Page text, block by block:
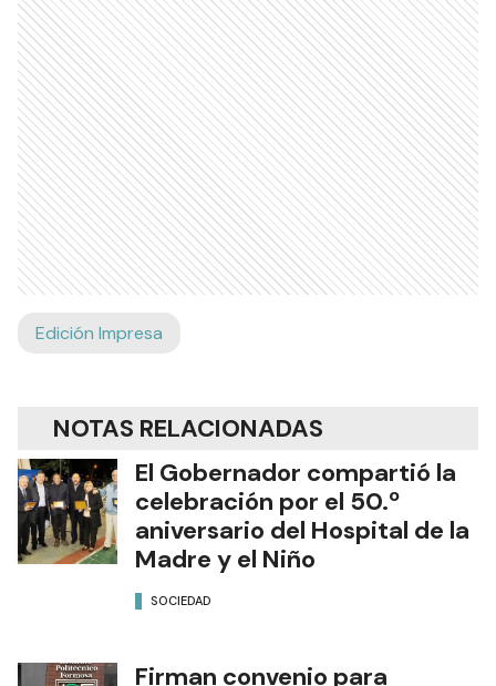
Edición Impresa
NOTAS RELACIONADAS
El Gobernador compartió la
celebración por el 50.º
aniversario del Hospital de la
Madre y el Niño
SOCIEDAD
Firman convenio para